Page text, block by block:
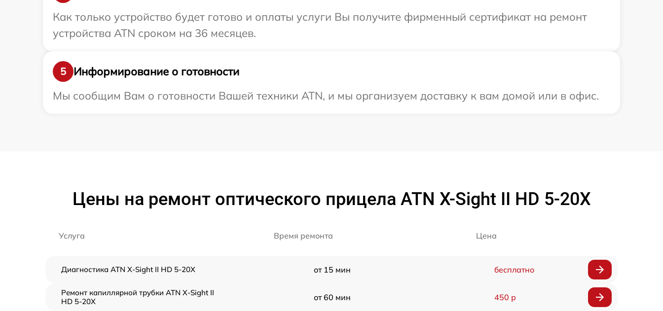
Как только устройство будет готово и оплаты услуги Вы получите фирменный сертификат на ремонт
устройства ATN сроком на 36 месяцев.
5
Информирование о готовности
Мы сообщим Вам о готовности Вашей техники ATN, и мы организуем доставку к вам домой или в офис.
Цены на ремонт оптического прицела ATN X-Sight II HD 5-20X
Услуга Время ремонта Цена
Диагностика ATN X-Sight II HD 5-20X от 15 мин бесплатно
Ремонт капиллярной трубки ATN X-Sight II
HD 5-20X
от 60 мин 450 р